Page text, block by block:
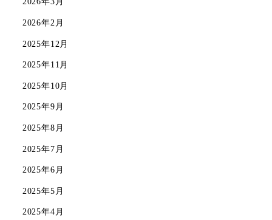
2026年2月
2025年12月
2025年11月
2025年10月
2025年9月
2025年8月
2025年7月
2025年6月
2025年5月
2025年4月